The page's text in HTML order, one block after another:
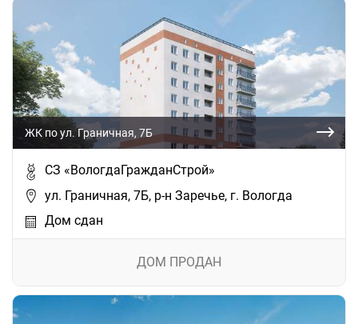
ЖК по ул. Граничная, 7Б
СЗ «ВологдаГражданСтрой»
ул. Граничная, 7Б, р-н Заречье, г. Вологда
Дом сдан
ДОМ ПРОДАН